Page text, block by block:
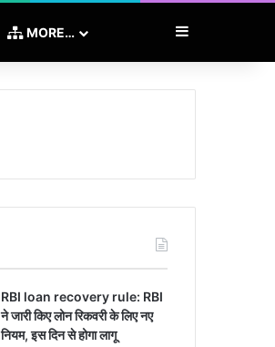
MORE… Sidebar
RBI loan recovery rule: RBI
ने जारी किए लोन रिकवरी के लिए नए
नियम, इस दिन से होगा लागू